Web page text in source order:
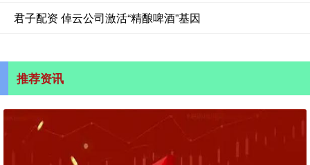
君子配资 倬云公司激活“精酿啤酒”基因
推荐资讯